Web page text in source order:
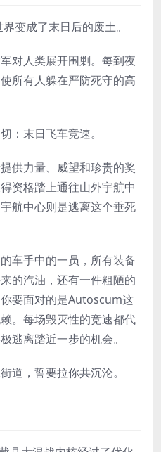
变成了末日后的废土。
对人类展开围剿。每到夜
所有人躲在严防死守的高
：末日飞车竞速。
供力量、威望和珍贵的奖
资格踏上通往山外宇航中
航中心则是逃离这个垂死
车手中的一员，所有装备
的汽油，还有一件粗陋的
要面对的是Autoscum这
。每场毁灭性的竞速都代
逃离踏近一步的机会。
道，誓要拉你共沉沦。